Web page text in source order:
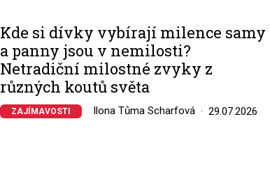
Kde si dívky vybírají milence samy
a panny jsou v nemilosti?
Netradiční milostné zvyky z
různých koutů světa
ZAJÍMAVOSTI Ilona Tůma Scharfová 29.07.2026